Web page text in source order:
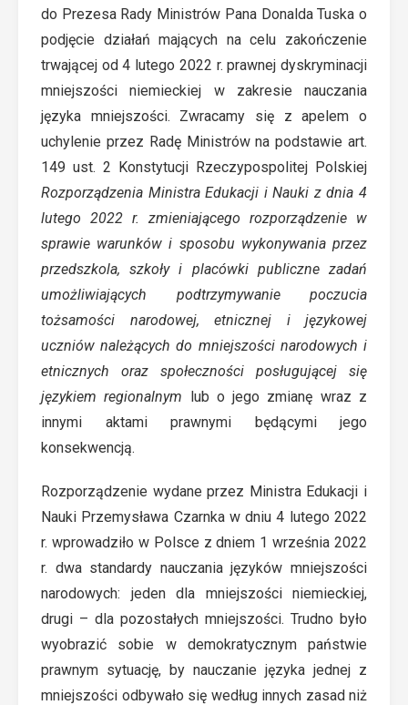
do Prezesa Rady Ministrów Pana Donalda Tuska o
podjęcie działań mających na celu zakończenie
trwającej od 4 lutego 2022 r. prawnej dyskryminacji
mniejszości niemieckiej w zakresie nauczania
języka mniejszości. Zwracamy się z apelem o
uchylenie przez Radę Ministrów na podstawie art.
149 ust. 2 Konstytucji Rzeczypospolitej Polskiej
Rozporządzenia Ministra Edukacji i Nauki z dnia 4
lutego 2022 r. zmieniającego rozporządzenie w
sprawie warunków i sposobu wykonywania przez
przedszkola, szkoły i placówki publiczne zadań
umożliwiających podtrzymywanie poczucia
tożsamości narodowej, etnicznej i językowej
uczniów należących do mniejszości narodowych i
etnicznych oraz społeczności posługującej się
językiem regionalnym lub o jego zmianę wraz z
innymi aktami prawnymi będącymi jego
konsekwencją.
Rozporządzenie wydane przez Ministra Edukacji i
Nauki Przemysława Czarnka w dniu 4 lutego 2022
r. wprowadziło w Polsce z dniem 1 września 2022
r. dwa standardy nauczania języków mniejszości
narodowych: jeden dla mniejszości niemieckiej,
drugi – dla pozostałych mniejszości. Trudno było
wyobrazić sobie w demokratycznym państwie
prawnym sytuację, by nauczanie języka jednej z
mniejszości odbywało się według innych zasad niż